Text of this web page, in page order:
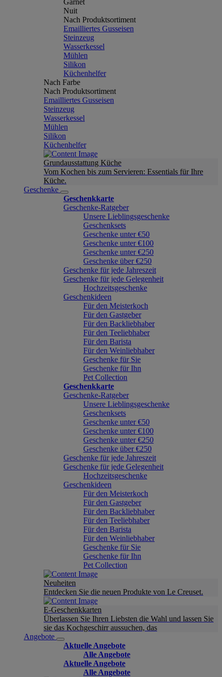
Garnet
Nuit
Nach Produktsortiment
Emailliertes Gusseisen
Steinzeug
Wasserkessel
Mühlen
Silikon
Küchenhelfer
Nach Farbe
Nach Produktsortiment
Emailliertes Gusseisen
Steinzeug
Wasserkessel
Mühlen
Silikon
Küchenhelfer
Grundausstattung Küche
Vom Kochen bis zum Servieren: Essentials für Ihre
Küche.
Geschenke
Geschenkkarte
Geschenke-Ratgeber
Unsere Lieblingsgeschenke
Geschenksets
Geschenke unter €50
Geschenke unter €100
Geschenke unter €250
Geschenke über €250
Geschenke für jede Jahreszeit
Geschenke für jede Gelegenheit
Hochzeitsgeschenke
Geschenkideen
Für den Meisterkoch
Für den Gastgeber
Für den Backliebhaber
Für den Teeliebhaber
Für den Barista
Für den Weinliebhaber
Geschenke für Sie
Geschenke für Ihn
Pet Collection
Geschenkkarte
Geschenke-Ratgeber
Unsere Lieblingsgeschenke
Geschenksets
Geschenke unter €50
Geschenke unter €100
Geschenke unter €250
Geschenke über €250
Geschenke für jede Jahreszeit
Geschenke für jede Gelegenheit
Hochzeitsgeschenke
Geschenkideen
Für den Meisterkoch
Für den Gastgeber
Für den Backliebhaber
Für den Teeliebhaber
Für den Barista
Für den Weinliebhaber
Geschenke für Sie
Geschenke für Ihn
Pet Collection
Neuheiten
Entdecken Sie die neuen Produkte von Le Creuset.
E-Geschenkkarten
Überlassen Sie Ihren Liebsten die Wahl und lassen Sie
sie das Kochgeschirr aussuchen, das
Angebote
Aktuelle Angebote
Alle Angebote
Aktuelle Angebote
Alle Angebote